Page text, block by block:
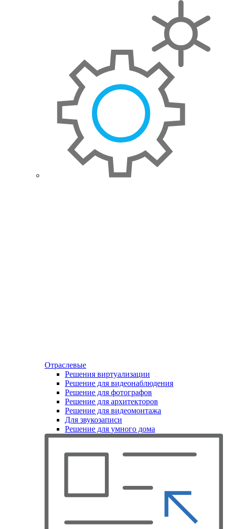
Отраслевые
Решения виртуализации
Решение для видеонаблюдения
Решение для фотографов
Решение для архитекторов
Решение для видеомонтажа
Для звукозаписи
Решение для умного дома